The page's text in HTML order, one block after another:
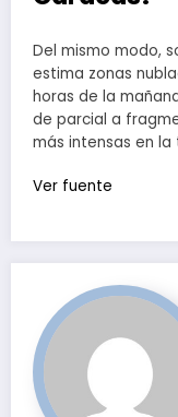
Del mismo modo,
estima zonas
horas de la
de parcial a
más intensas en
Ver fuente